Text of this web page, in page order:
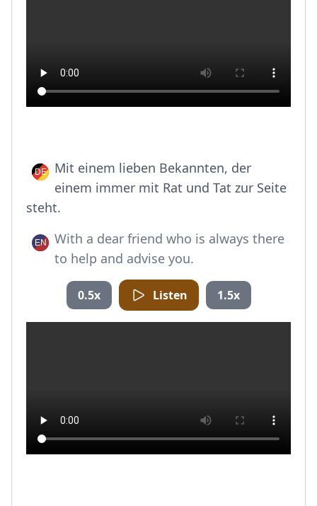
Mit einem lieben Bekannten, der
einem immer mit Rat und Tat zur Seite
steht.
With a dear friend who is always there
to help and advise you.
0.5x Listen 1.5x